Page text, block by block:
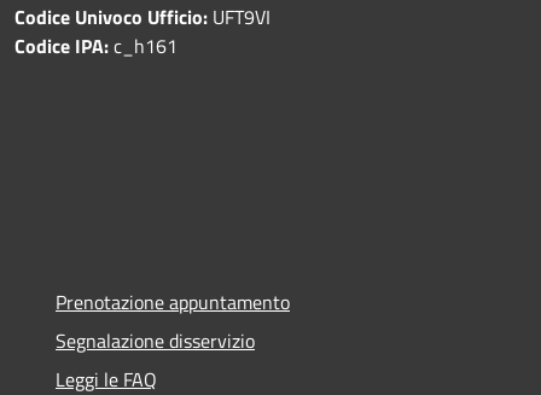
Codice Univoco Ufficio: UFT9VI
Codice IPA:c_h161
Prenotazione appuntamento
Segnalazione disservizio
Leggi le FAQ